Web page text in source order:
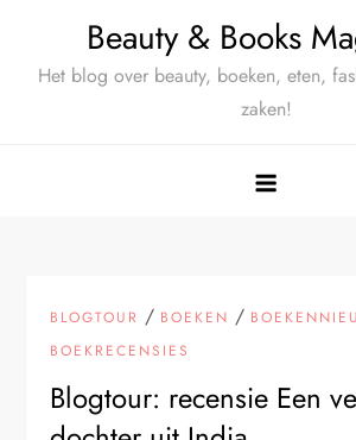
Beauty & Books
Het blog over beauty, boeken, eten,
zaken!
BLOGTOUR / BOEKEN /
BOEKRECENSIES
Blogtour: recensie Een